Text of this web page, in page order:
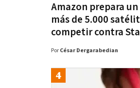
Amazon prepara
más de 5.000
competir contra
Por César Dergarabedian